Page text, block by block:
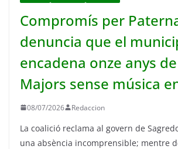
Compromís per
denuncia que el
encadena onze anys
Majors sense música
08/07/2026 Redaccion
La coalició reclama al govern de
una absència incomprensible; mentre